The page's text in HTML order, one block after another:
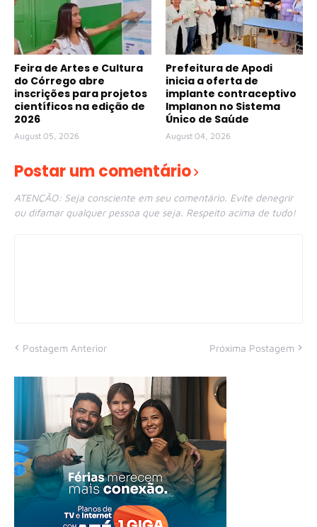
Feira de Artes e Cultura
do Córrego abre
inscrições para projetos
científicos na edição de
2026
August 05, 2026
Prefeitura de Apodi
inicia a oferta de
implante contraceptivo
Implanon no Sistema
Único de Saúde
August 04, 2026
Postar um comentário
ATENÇÃO: Seja consciente em seu comentário. Evite denegrir
ou difamar qualquer pessoa que seja. Respeito acima de tudo!
Postagem Anterior Próxima Postagem